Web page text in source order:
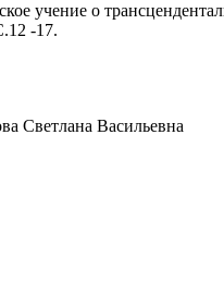
учение о
-17.
Светлана Васильевна